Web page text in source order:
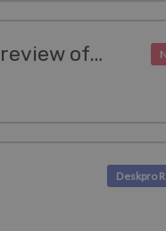
We've updated our Help Center to give you a preview of it's new design!